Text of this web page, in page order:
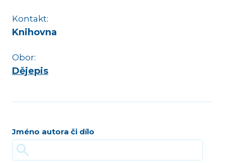
Kontakt:
Knihovna
Obor:
Dějepis
Jméno autora či dílo